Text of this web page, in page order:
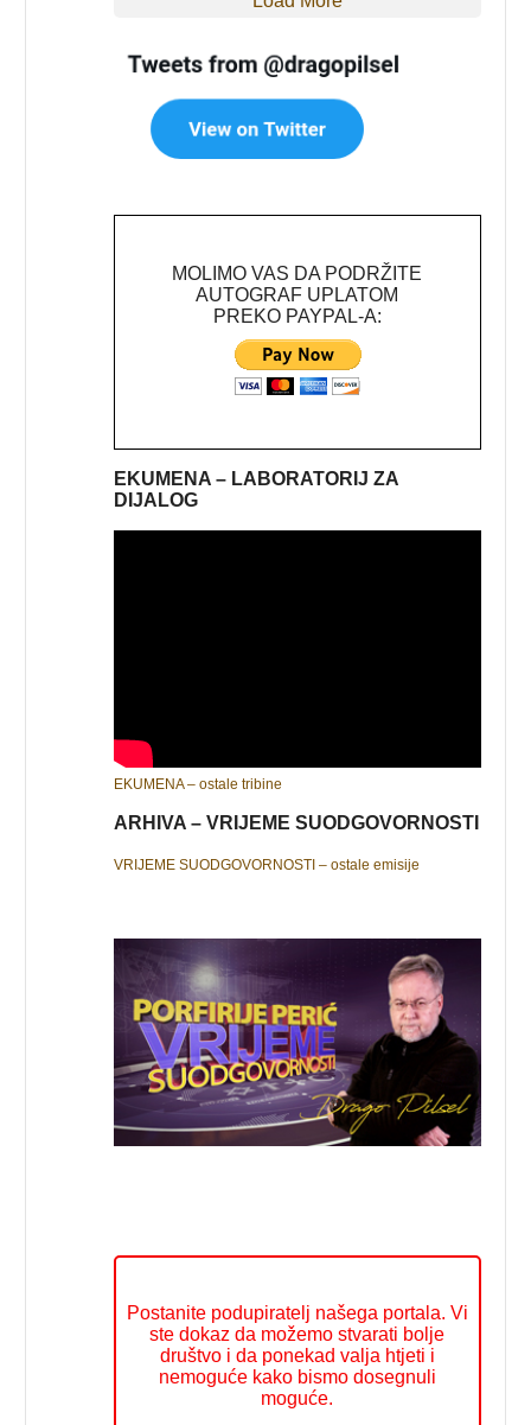
MOLIMO VAS DA PODRŽITE
AUTOGRAF UPLATOM
PREKO PAYPAL-A:
EKUMENA – LABORATORIJ ZA
DIJALOG
EKUMENA – ostale tribine
ARHIVA – VRIJEME SUODGOVORNOSTI
VRIJEME SUODGOVORNOSTI – ostale emisije
Postanite podupiratelj našega portala. Vi
ste dokaz da možemo stvarati bolje
društvo i da ponekad valja htjeti i
nemoguće kako bismo dosegnuli
moguće.